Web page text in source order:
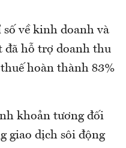
số về kinh doanh và
đã hỗ trợ doanh thu
hoàn thành 83%
khoản tương đối
giao dịch sôi động